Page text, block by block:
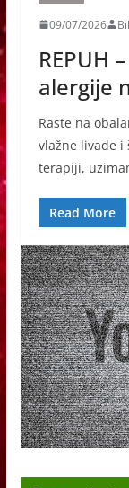
09/07/2026
REPUH
alergije
Raste na
vlažne livade i
terapiji,
Read More